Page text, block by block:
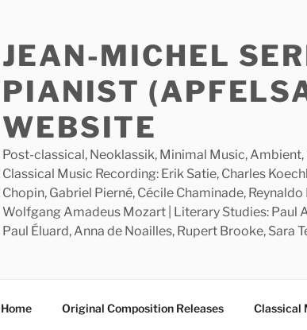
JEAN-MICHEL
PIANIST
WEBSITE
Post-classical, Neoklassik, Minimal Music,
Classical Music Recording: Erik Satie, Charles
Chopin, Gabriel Pierné, Cécile Chaminade,
Wolfgang Amadeus Mozart | Literary Studies: Paul
Paul Éluard, Anna de Noailles, Rupert Brooke, Sara
Home Original Composition Releases Classical